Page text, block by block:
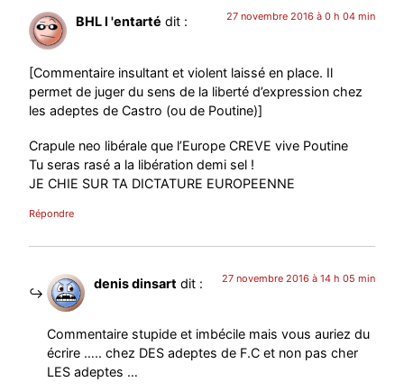
BHL l 'entarté dit : 27 novembre 2016 à 0 h 04 min
[Commentaire insultant et violent laissé en place. Il
permet de juger du sens de la liberté d’expression chez
les adeptes de Castro (ou de Poutine)]
Crapule neo libérale que l’Europe CREVE vive Poutine
Tu seras rasé a la libération demi sel !
JE CHIE SUR TA DICTATURE EUROPEENNE
Répondre
denis dinsart dit : 27 novembre 2016 à 14 h 05 min
Commentaire stupide et imbécile mais vous auriez du
écrire ….. chez DES adeptes de F.C et non pas cher
LES adeptes …